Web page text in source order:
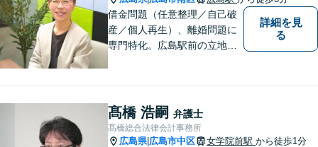
借金問題（任意整理／自己破
産／個人再生）、離婚問題に
専門特化。広島駅前の立地
もお気軽にお越しください。
【法テラスの無料相談対応】
【ＷＥＢ予約可】【完全個
詳細を見
る
髙橋 浩嗣 弁護士
髙橋総合法律会計事務所
広島県| 広島市中区 女学院前駅 から徒歩1分